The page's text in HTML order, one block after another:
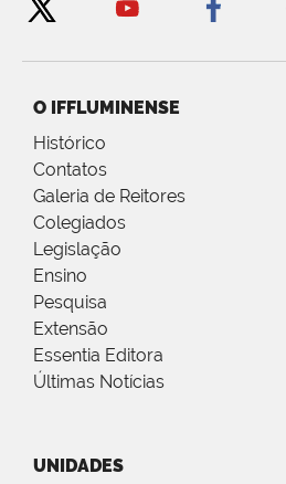
O IFFLUMINENSE
Histórico
Contatos
Galeria de Reitores
Colegiados
Legislação
Ensino
Pesquisa
Extensão
Essentia Editora
Últimas Notícias
UNIDADES